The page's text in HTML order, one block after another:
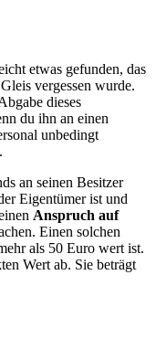
etwas gefunden, das
vergessen wurde.
dieses
du ihn an einen
unbedingt
an seinen Besitzer
Eigentümer ist und
Anspruch auf
Einen solchen
als 50 Euro wert ist.
Wert ab. Sie beträgt